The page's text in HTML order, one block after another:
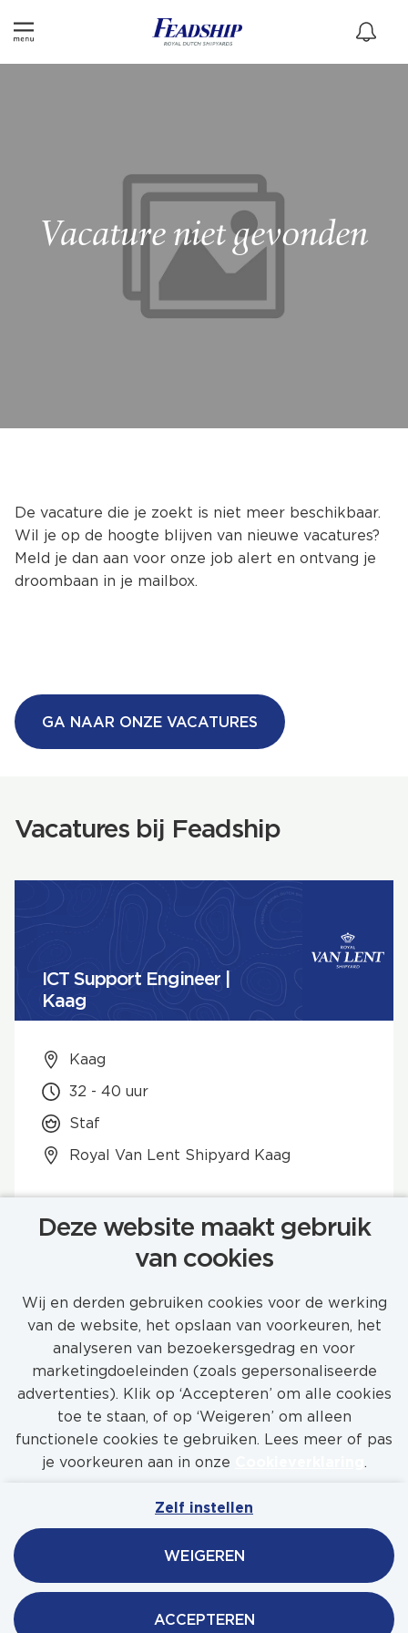
Deze website maakt gebruik
van cookies
Wij en derden gebruiken cookies voor de werking
van de website, het opslaan van voorkeuren, het
analyseren van bezoekersgedrag en voor
marketingdoeleinden (zoals gepersonaliseerde
advertenties). Klik op ‘Accepteren’ om alle cookies
toe te staan, of op ‘Weigeren’ om alleen
functionele cookies te gebruiken. Lees meer of pas
je voorkeuren aan in onze
.
Zelf instellen
WEIGEREN
ACCEPTEREN
Vacature niet gevonden
De vacature die je zoekt is niet meer beschikbaar.
Wil je op de hoogte blijven van nieuwe vacatures?
Meld je dan aan voor onze job alert en ontvang je
droombaan in je mailbox.
GA NAAR ONZE VACATURES
Vacatures bij Feadship
ICT Support Engineer |
Kaag
Kaag
32 - 40 uur
Staf
Royal Van Lent Shipyard Kaag
BEKIJK VACATURE
MEER VACATURES
Cookies